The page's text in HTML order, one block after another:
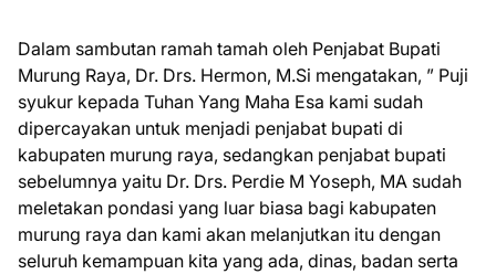
Dalam sambutan ramah tamah oleh Penjabat Bupati
Murung Raya, Dr. Drs. Hermon, M.Si mengatakan, ” Puji
syukur kepada Tuhan Yang Maha Esa kami sudah
dipercayakan untuk menjadi penjabat bupati di
kabupaten murung raya, sedangkan penjabat bupati
sebelumnya yaitu Dr. Drs. Perdie M Yoseph, MA sudah
meletakan pondasi yang luar biasa bagi kabupaten
murung raya dan kami akan melanjutkan itu dengan
seluruh kemampuan kita yang ada, dinas, badan serta